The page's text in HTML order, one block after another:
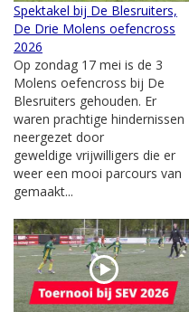
Spektakel bij De Blesruiters,
De Drie Molens oefencross
2026
Op zondag 17 mei is de 3
Molens oefencross bij De
Blesruiters gehouden. Er
waren prachtige hindernissen
neergezet door
geweldige vrijwilligers die er
weer een mooi parcours van
gemaakt...